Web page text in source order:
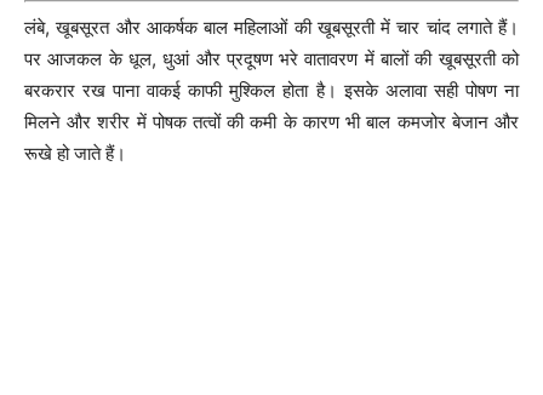
लंबे, खूबसूरत और आकर्षक बाल महिलाओं की खूबसूरती में चार चांद लगाते हैं।
पर आजकल के धूल, धुआं और प्रदूषण भरे वातावरण में बालों की खूबसूरती को
बरकरार रख पाना वाकई काफी मुश्किल होता है। इसके अलावा सही पोषण ना
मिलने और शरीर में पोषक तत्वों की कमी के कारण भी बाल कमजोर बेजान और
रूखे हो जाते हैं।